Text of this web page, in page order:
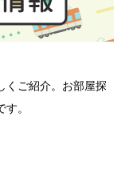
くご紹介。お部屋探
。